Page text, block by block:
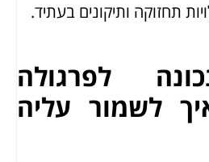
תחזוקה ותיקונים בעתיד.
לפרגולה
לשמור עליה